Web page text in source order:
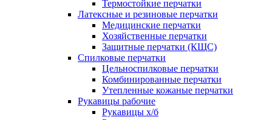
Термостойкие перчатки
Латексные и резиновые перчатки
Медицинские перчатки
Хозяйственные перчатки
Защитные перчатки (КЩС)
Спилковые перчатки
Цельноспилковые перчатки
Комбинированные перчатки
Утепленные кожаные перчатки
Рукавицы рабочие
Рукавицы х/б